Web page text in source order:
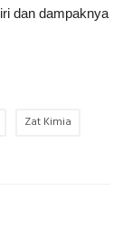
dan dampaknya
Zat Kimia